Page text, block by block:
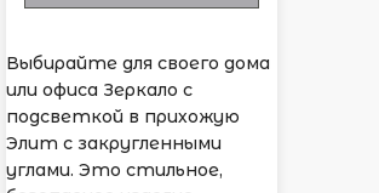
Выбирайте для своего дома
или офиса Зеркало с
подсветкой в прихожую
Элит с закругленными
углами. Это стильное,